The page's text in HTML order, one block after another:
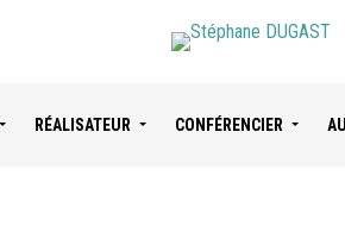
RÉALISATEUR CONFÉRENCIER